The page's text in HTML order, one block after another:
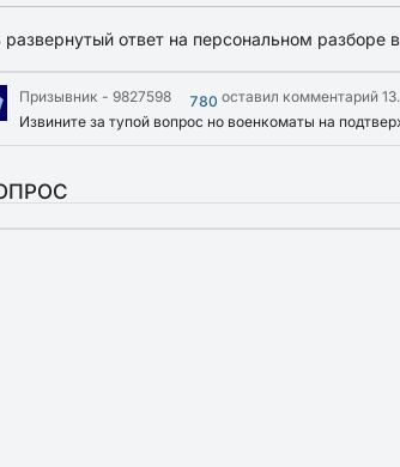
развернутый ответ на персональном разборе в
Призывник - 9827598 780 оставил комментарий
Извините за тупой вопрос но военкоматы на